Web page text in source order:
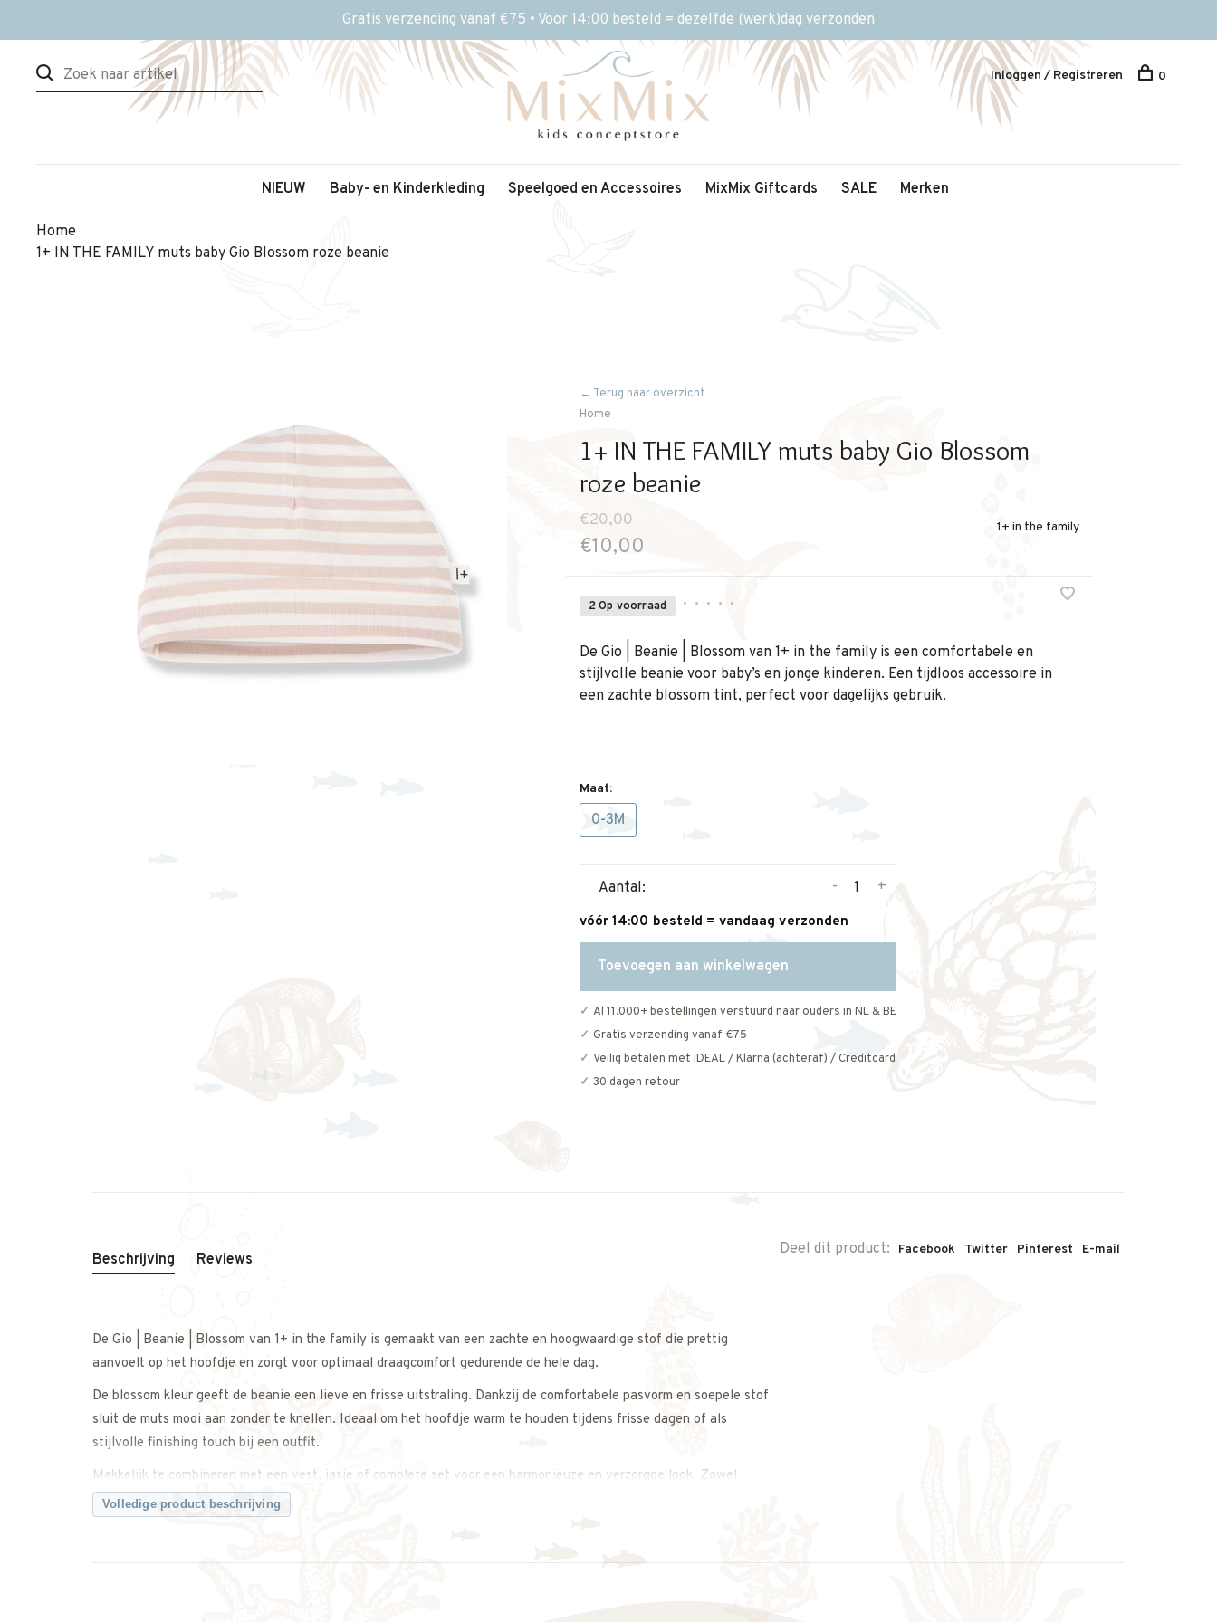
Gratis verzending vanaf €75 • Voor 14:00 besteld = dezelfde (werk)dag verzonden
NIEUW Baby- en Kinderkleding Speelgoed en Accessoires MixMix Giftcards SALE Merken
Inloggen / Registreren 0
Home
1+ IN THE FAMILY muts baby Gio Blossom roze beanie
← Terug naar overzicht
Home
1+ IN THE FAMILY muts baby Gio Blossom
roze beanie
€20,00
€10,00
1+ in the family
2 Op voorraad • • • • •
De Gio | Beanie | Blossom van 1+ in the family is een comfortabele en
stijlvolle beanie voor baby’s en jonge kinderen. Een tijdloos accessoire in
een zachte blossom tint, perfect voor dagelijks gebruik.
Maat:
0-3M
Aantal: +
-
vóór 14:00 besteld = vandaag verzonden
Toevoegen aan winkelwagen
Al 11.000+ bestellingen verstuurd naar ouders in NL & BE
Gratis verzending vanaf €75
Veilig betalen met iDEAL / Klarna (achteraf) / Creditcard
30 dagen retour
Deel dit product: Facebook Twitter Pinterest E-mail
Beschrijving Reviews
De Gio | Beanie | Blossom van 1+ in the family is gemaakt van een zachte en hoogwaardige stof die prettig
aanvoelt op het hoofdje en zorgt voor optimaal draagcomfort gedurende de hele dag.
De blossom kleur geeft de beanie een lieve en frisse uitstraling. Dankzij de comfortabele pasvorm en soepele stof
sluit de muts mooi aan zonder te knellen. Ideaal om het hoofdje warm te houden tijdens frisse dagen of als
stijlvolle finishing touch bij een outfit.
Makkelijk te combineren met een vest, jasje of complete set voor een harmonieuze en verzorgde look. Zowel
casual als iets netter te dragen.
Twijfel je over de maat? Neem gerust contact met ons op. We adviseren je graag.
Volledige product beschrijving